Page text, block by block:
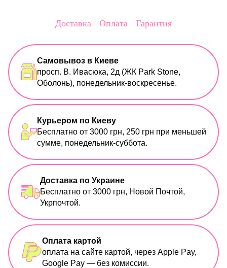
Доставка Оплата Гарантия
Самовывоз в Киеве
просп. В. Ивасюка, 2д (ЖК Park Stone,
Оболонь), понедельник-воскресенье.
Курьером по Киеву
Бесплатно от 3000 грн, 250 грн при меньшей
сумме, понедельник-суббота.
Доставка по Украине
Бесплатно от 3000 грн, Новой Почтой,
Укрпочтой.
Оплата картой
оплата на сайте картой, через Apple Pay,
Google Pay — без комиссии.